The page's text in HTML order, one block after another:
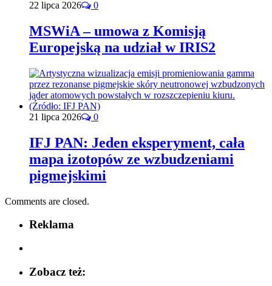
22 lipca 2026 0
MSWiA – umowa z Komisją
Europejską na udział w IRIS2
21 lipca 2026 0
IFJ PAN: Jeden eksperyment, cała
mapa izotopów ze wzbudzeniami
pigmejskimi
Comments are closed.
Reklama
Zobacz też: